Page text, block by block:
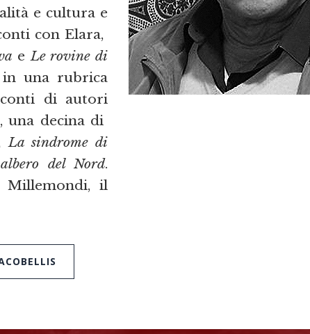
e cultura e
con Elara,
e Le rovine di
in una rubrica
di autori
una decina di
La sindrome di
del Nord.
il